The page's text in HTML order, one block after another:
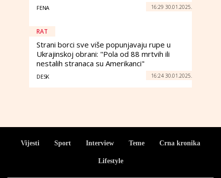
FENA 16:29 30.01.2025.
RAT
Strani borci sve više popunjavaju rupe u
Ukrajinskoj obrani: "Pola od 88 mrtvih ili
nestalih stranaca su Amerikanci"
DESK 16:24 30.01.2025.
Vijesti Sport Interview Teme Crna kronika
Lifestyle